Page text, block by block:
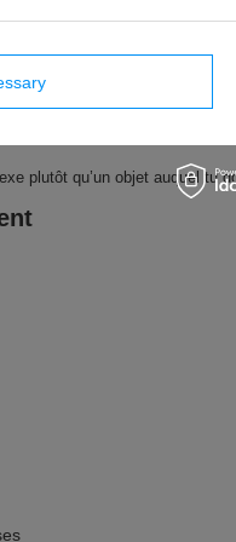
— il s’intègre facilement
plutôt qu’un objet auquel tu